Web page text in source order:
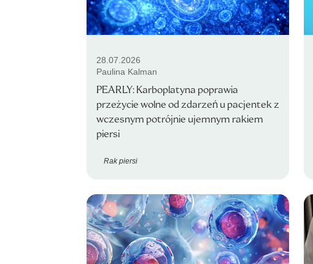
28.07.2026
Paulina Kalman
PEARLY: Karboplatyna poprawia
przeżycie wolne od zdarzeń u pacjentek z
wczesnym potrójnie ujemnym rakiem
piersi
Rak piersi